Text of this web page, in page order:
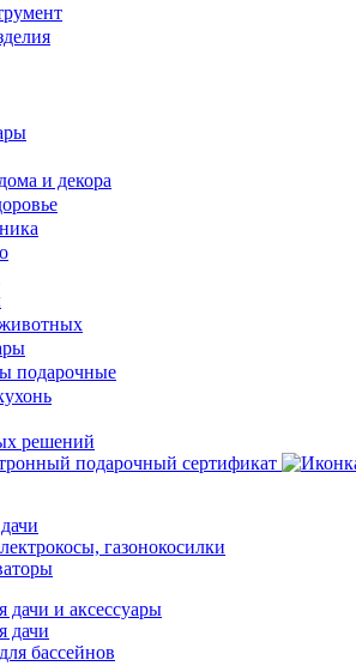
и декора
подарочные
решений
подарочный сертификат
газонокосилки
дачи и аксессуары
дачи
бассейнов